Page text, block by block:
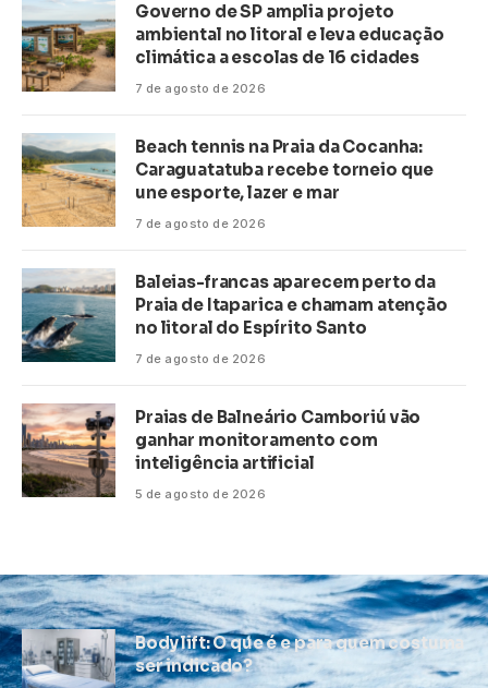
Governo de SP amplia projeto
ambiental no litoral e leva educação
climática a escolas de 16 cidades
7 de agosto de 2026
Beach tennis na Praia da Cocanha:
Caraguatatuba recebe torneio que
une esporte, lazer e mar
7 de agosto de 2026
Baleias-francas aparecem perto da
Praia de Itaparica e chamam atenção
no litoral do Espírito Santo
7 de agosto de 2026
Praias de Balneário Camboriú vão
ganhar monitoramento com
inteligência artificial
5 de agosto de 2026
Body lift: O que é e para quem costuma
ser indicado?